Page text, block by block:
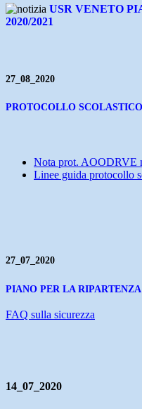
USR VENETO
2020/2021
27_08_2020
PROTOCOLLO
Nota prot. AOODRVE
Linee guida protocollo
27_07_2020
PIANO PER LA RIPARTENZA
FAQ sulla sicurezza
14_07_2020